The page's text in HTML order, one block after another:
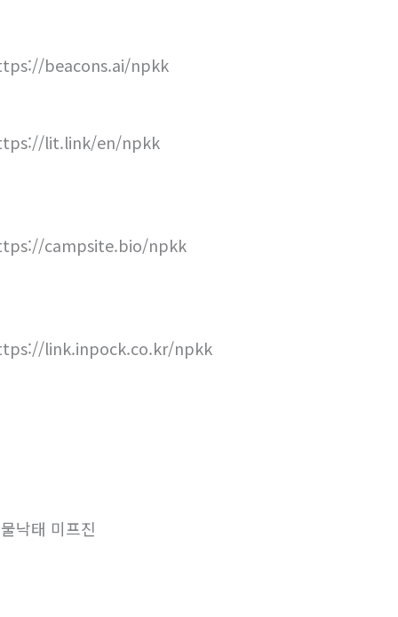
beacons.ai/npkk
lit.link/en/npkk
campsite.bio/npkk
link.inpock.co.kr/npkk
낙태 미프진